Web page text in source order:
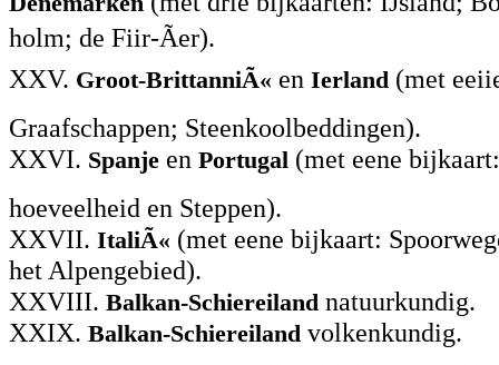
holm; de Fiir-Ãer).
XXV. Groot-BrittanniÃ« en Ierland (met
Graafschappen; Steenkoolbeddingen).
XXVI. Spanje en Portugal (met eene
hoeveelheid en Steppen).
XXVII. ItaliÃ« (met eene bijkaart:
het Alpengebied).
XXVIII. Balkan-Schiereiland natuurkundig.
XXIX. Balkan-Schiereiland volkenkundig.